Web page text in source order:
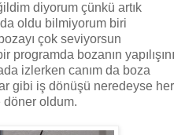
diyorum çünkü artık
da oldu bilmiyorum biri
çok seviyorsun
bozanın yapılışını
izlerken canım da boza
gibi iş dönüşü neredeyse her
oldum.